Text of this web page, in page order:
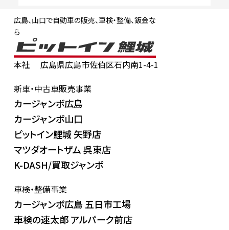
広島、山口で自動車の販売、車検・整備、鈑金な
ら
本社
広島県広島市佐伯区石内南1-4-1
新車・中古車販売事業
カージャンボ広島
カージャンボ山口
ピットイン鯉城 矢野店
マツダオートザム 呉東店
K-DASH/買取ジャンボ
車検・整備事業
カージャンボ広島 五日市工場
車検の速太郎 アルパーク前店